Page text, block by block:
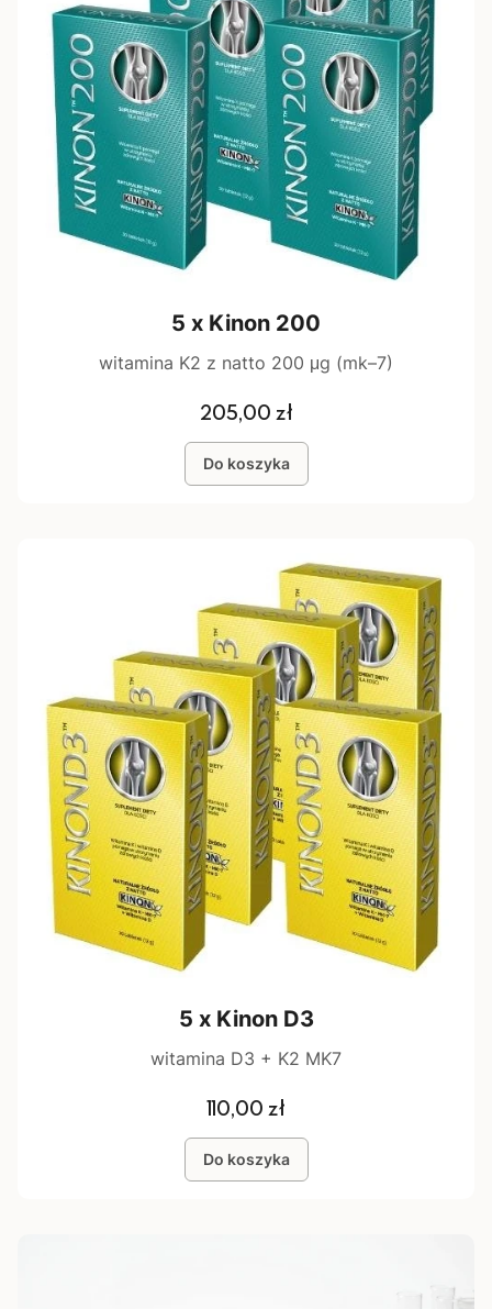
5 x Kinon 200
witamina K2 z natto 200 μg (mk–7)
Cena
205,00 zł
Do koszyka
5 x Kinon D3
witamina D3 + K2 MK7
Cena
110,00 zł
Do koszyka